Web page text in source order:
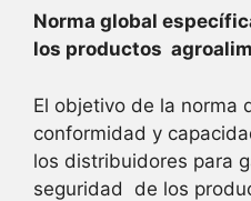
Norma global
los productos
El objetivo de la norma
conformidad y
los distribuidores para
seguridad de los